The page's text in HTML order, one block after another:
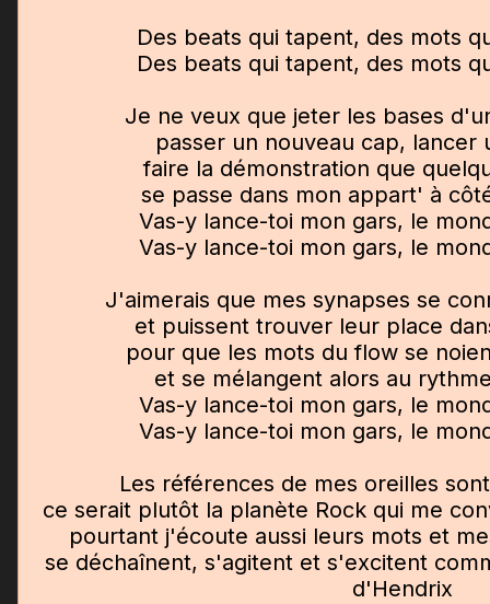
Des beats qui tapent, des mots
Des beats qui tapent, des mots
Je ne veux que jeter les bases
passer un nouveau cap, lancer
faire la démonstration que
se passe dans mon appart' à
Vas-y lance-toi mon gars, le
Vas-y lance-toi mon gars, le
J'aimerais que mes synapses se
et puissent trouver leur place
pour que les mots du flow se
et se mélangent alors au
Vas-y lance-toi mon gars, le
Vas-y lance-toi mon gars, le
Les références de mes oreilles
ce serait plutôt la planète Rock qui me
pourtant j'écoute aussi leurs mots et
se déchaînent, s'agitent et s'excitent
d'Hendrix